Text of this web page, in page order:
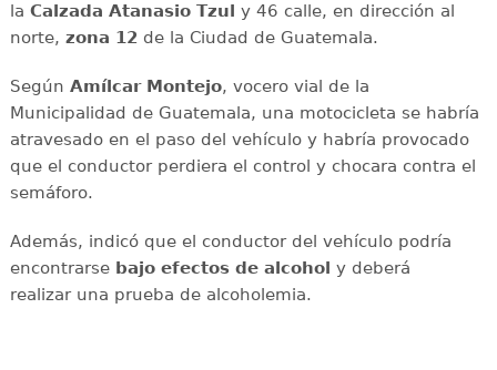
la Calzada Atanasio Tzul y 46 calle, en dirección al
norte, zona 12de la Ciudad de Guatemala.
Según Amílcar Montejo, vocero vial de la
Municipalidad de Guatemala, una motocicleta se habría
atravesado en el paso del vehículo y habría provocado
que el conductor perdiera el control y chocara contra el
semáforo.
Además, indicó que el conductor del vehículo podría
encontrarse bajo efectos de alcohol y deberá
realizar una prueba de alcoholemia.